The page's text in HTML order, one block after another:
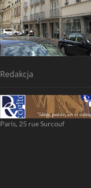
Redakcja
Paris, 25 rue Surcouf